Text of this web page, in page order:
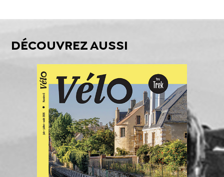
DÉCOUVREZ AUSSI